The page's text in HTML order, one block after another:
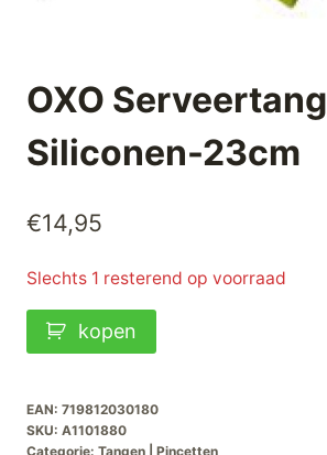
OXO Serveertang
Siliconen-23cm
€14,95
Slechts 1 resterend op voorraad
OXO
Serveertang
23cm
aantal
kopen
EAN: 719812030180
SKU: A1101880
Categorie: Tangen | Pincetten